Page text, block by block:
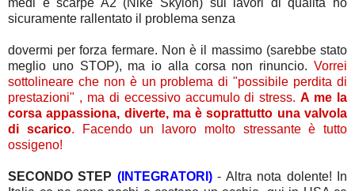
medi e scarpe A2 (Nike Skylon) sui lavori di qualità ho
sicuramente rallentato il problema senza
dovermi per forza fermare. Non è il massimo (sarebbe stato
meglio uno STOP), ma io alla corsa non rinuncio. Vorrei
sottolineare che non è un problema di "possibile perdita di
prestazioni" , ma di eccessivo accumulo di stress.A me la
corsa appassiona, diverte, ma è soprattutto una valvola
di scarico. Facendo un lavoro molto stressante è tutto
ossigeno!
SECONDO STEP (INTEGRATORI)- Altra nota dolente! In